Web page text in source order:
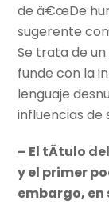
de â€œDe
sugerente
Se trata de
funde con la
lenguaje
influencias de
– El tÃ­tulo
y el primer
embargo,